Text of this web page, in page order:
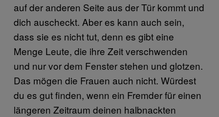
auf der anderen Seite aus der Tür kommt und
dich auscheckt. Aber es kann auch sein,
dass sie es nicht tut, denn es gibt eine
Menge Leute, die ihre Zeit verschwenden
und nur vor dem Fenster stehen und glotzen.
Das mögen die Frauen auch nicht. Würdest
du es gut finden, wenn ein Fremder für einen
längeren Zeitraum deinen halbnackten